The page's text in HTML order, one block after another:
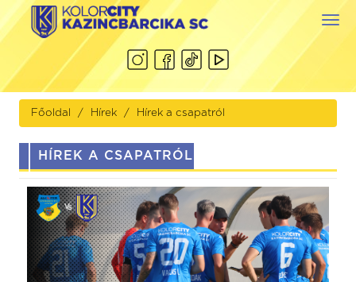
Főoldal Hírek Hírek a csapatról
HÍREK A CSAPATRÓL